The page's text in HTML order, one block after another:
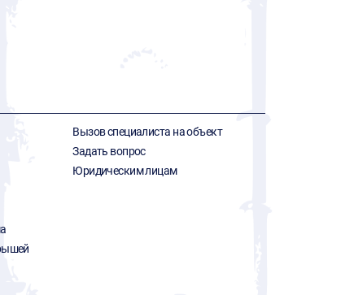
Вызов специалиста на объект
Задать вопрос
Юридическим лицам